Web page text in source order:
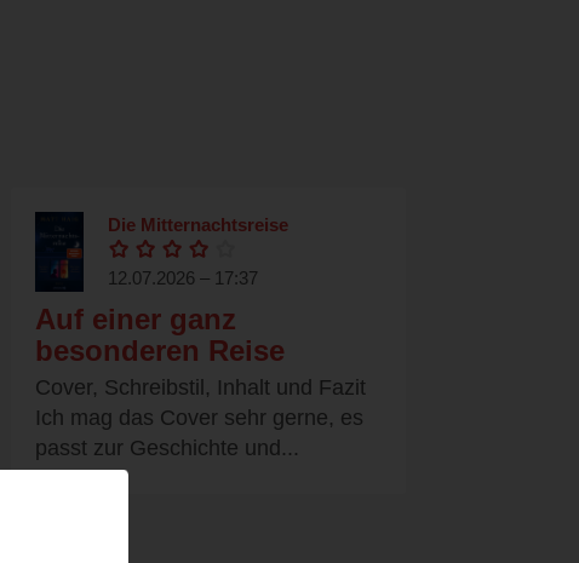
Die Mitternachtsreise
12.07.2026 – 17:37
Auf einer ganz
besonderen Reise
Cover, Schreibstil, Inhalt und Fazit
Ich mag das Cover sehr gerne, es
passt zur Geschichte und...